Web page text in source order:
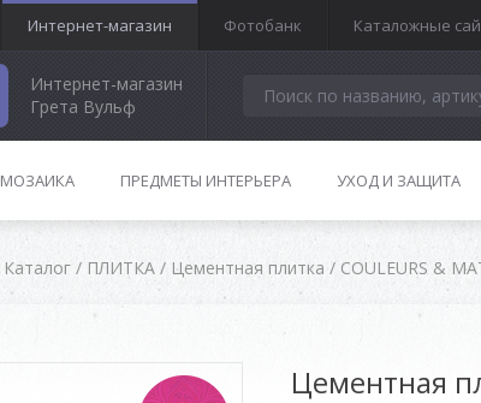
Интернет-магазин Фотобанк Каталожные
Интернет-магазин
Грета Вульф
МОЗАИКА ПРЕДМЕТЫ ИНТЕРЬЕРА УХОД И ЗАЩИТА
Каталог / ПЛИТКА / Цементная плитка / COULEURS &
Цементная